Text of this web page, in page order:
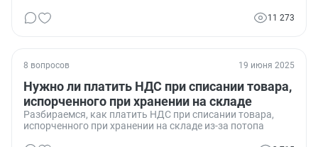
11 273
8 вопросов 19 июня 2025
Нужно ли платить НДС при списании товара,
испорченного при хранении на складе
Разбираемся, как платить НДС при списании товара,
испорченного при хранении на складе из-за потопа